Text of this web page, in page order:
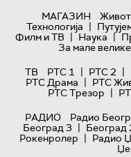
МАГАЗИН
Живот
Технологијa |
Филм и ТВ | Наука |
За мале
ТВ
РТС 1 | РТС 2 |
РТС Драма | РТС
РТС Трезор |
РАДИО
Радио
Београд 3 | Београд
Рокенролер | Радио